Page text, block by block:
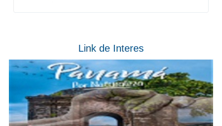
Link de Interes